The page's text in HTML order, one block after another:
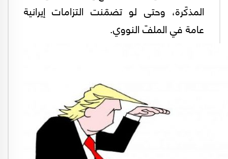
المذكّرة، وحتى لو تضمّنت التزامات إيرانية
عامة في الملفّ النووي.